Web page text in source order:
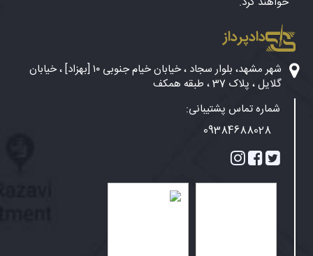
دادپرداز
شهر مشهد، بلوار سجاد ، خیابان خیام جنوبی ۱۰ [بهزاد] ، خیابان
گلایل ، پلاک 37 ، طبقه همکف
شماره تماس پشتیبانی:
09384688028